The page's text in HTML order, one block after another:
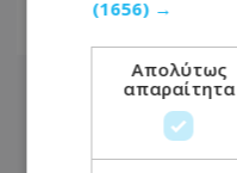
(1656) →
Απολύτως
απαραίτητα